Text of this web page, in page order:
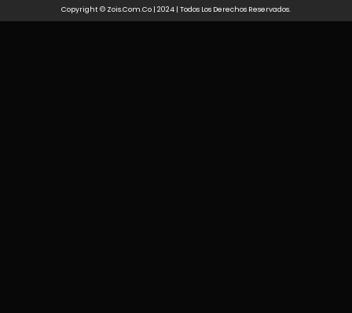
Copyright © Zois.com.co | 2024 | Todos Los Derechos Reservados.